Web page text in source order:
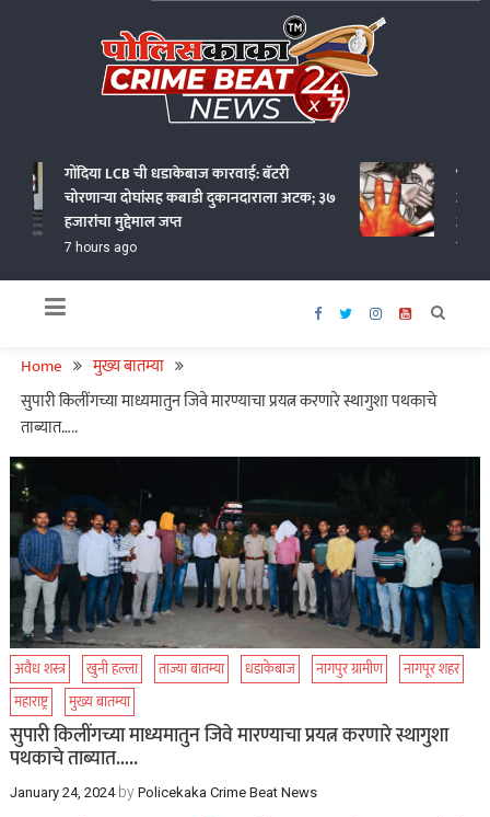
गोंदिया LCB ची धडाकेबाज कारवाई: बॅटरी
चोरणाऱ्या दोघांसह कबाडी दुकानदाराला अटक; ३७
हजारांचा मुद्देमाल जप्त
7 hours ago
भंडारा
अटक
7 hours
Home
मुख्य बातम्या
सुपारी किलींगच्या माध्यमातुन जिवे मारण्याचा प्रयत्न करणारे स्थागुशा पथकाचे
ताब्यात…..
अवैध शस्त्र खुनी हल्ला ताज्या बातम्या धडाकेबाज नागपुर ग्रामीण
नागपूर शहर
महाराष्ट्र
मुख्य बातम्या
सुपारी किलींगच्या माध्यमातुन जिवे मारण्याचा प्रयत्न करणारे स्थागुशा
पथकाचे ताब्यात…..
January 24, 2024by Policekaka Crime Beat News